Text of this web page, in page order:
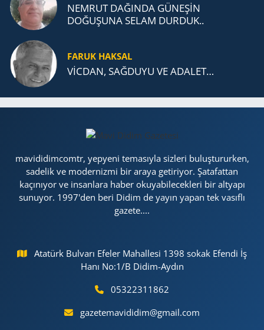
NEMRUT DAĞINDA GÜNEŞİN
DOĞUŞUNA SELAM DURDUK..
FARUK HAKSAL
VİCDAN, SAĞ­DU­YU VE ADA­LET…
mavididimcomtr, yepyeni temasıyla sizleri buluştururken,
sadelik ve modernizmi bir araya getiriyor. Şatafattan
kaçınıyor ve insanlara haber okuyabilecekleri bir altyapı
sunuyor. 1997'den beri Didim de yayın yapan tek vasıflı
gazete....
Atatürk Bulvarı Efeler Mahallesi 1398 sokak Efendi İş
Hanı No:1/B Didim-Aydın
05322311862
gazetemavididim@gmail.com